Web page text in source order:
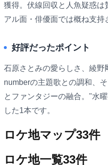
獲得。伏線回収と人魚疑惑は
アル面・俳優面では概ね支持
好評だったポイント
石原さとみの愛らしさ、綾野
numberの主題歌との調和、
とファンタジーの融合。"水
した1本です。
ロケ地マップ33件
ロケ地一覧33件